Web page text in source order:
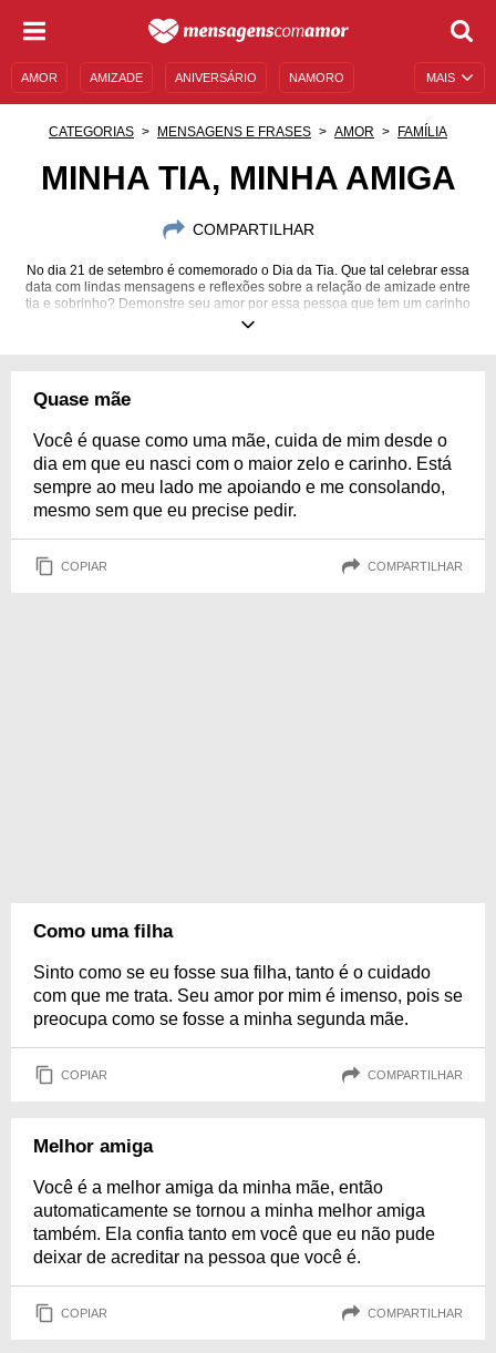
MAIS
AMOR AMIZADE ANIVERSÁRIO NAMORO
CATEGORIAS MENSAGENS E FRASES AMOR FAMÍLIA
MINHA TIA, MINHA AMIGA
COMPARTILHAR
No dia 21 de setembro é comemorado o Dia da Tia. Que tal celebrar essa
data com lindas mensagens e reflexões sobre a relação de amizade entre
tia e sobrinho? Demonstre seu amor por essa pessoa que tem um carinho
tão grande por você!
Quase mãe
Você é quase como uma mãe, cuida de mim desde o
dia em que eu nasci com o maior zelo e carinho. Está
sempre ao meu lado me apoiando e me consolando,
mesmo sem que eu precise pedir.
COPIAR COMPARTILHAR
Como uma filha
Sinto como se eu fosse sua filha, tanto é o cuidado
com que me trata. Seu amor por mim é imenso, pois se
preocupa como se fosse a minha segunda mãe.
COPIAR COMPARTILHAR
Melhor amiga
Você é a melhor amiga da minha mãe, então
automaticamente se tornou a minha melhor amiga
também. Ela confia tanto em você que eu não pude
deixar de acreditar na pessoa que você é.
COPIAR COMPARTILHAR